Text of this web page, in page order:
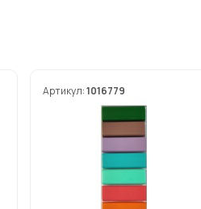
Артикул:1016779